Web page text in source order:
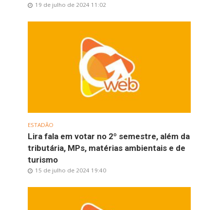
19 de julho de 2024 11:02
ESTADÃO
Lira fala em votar no 2º semestre, além da
tributária, MPs, matérias ambientais e de
turismo
15 de julho de 2024 19:40